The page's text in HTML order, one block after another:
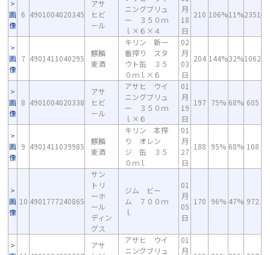
画
像
6 4901004020345
アサ
ヒビ
ール
ニングブリュ
ー ３５０ｍ
ｌ×６×４
月
18
日
210 106%11%2351
画
像
7 4901411040295
麒麟
麦酒
キリン 新一
番搾り スタ
ウト缶 ３５
０ｍｌ×６
02
月
03
日
204 144%32%1062
画
像
8 4901004020338
アサ
ヒビ
ール
アサヒ ウイ
ニングブリュ
ー ３５０ｍ
ｌ×６
01
月
19
日
197 75% 68% 605
画
像
9 4901411039985
麒麟
麦酒
キリン 本搾
り オレン
ジ 缶 ３５
０ｍｌ
01
月
27
日
188 95% 68% 108
画
像
10 4901777240865
サン
トリ
ーホ
ール
ディン
グス
ジム ビー
ム ７００ｍ
ｌ
01
月
05
日
170 96% 47% 972
アサ
アサヒ ウイ
ニングブリュ
01
月